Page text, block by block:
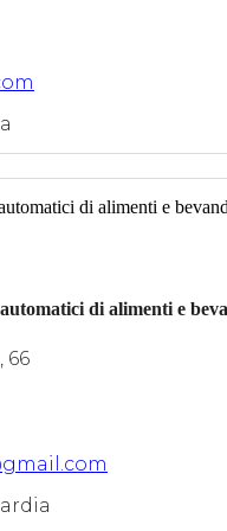
di alimenti e
66